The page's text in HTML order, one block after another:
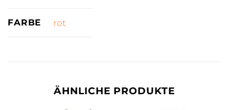
FARBE rot
ÄHNLICHE PRODUKTE